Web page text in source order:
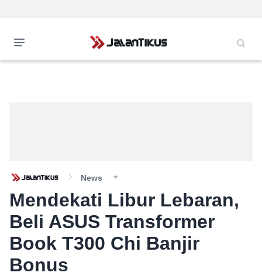
News
Mendekati Libur Lebaran,
Beli ASUS Transformer
Book T300 Chi Banjir
Bonus